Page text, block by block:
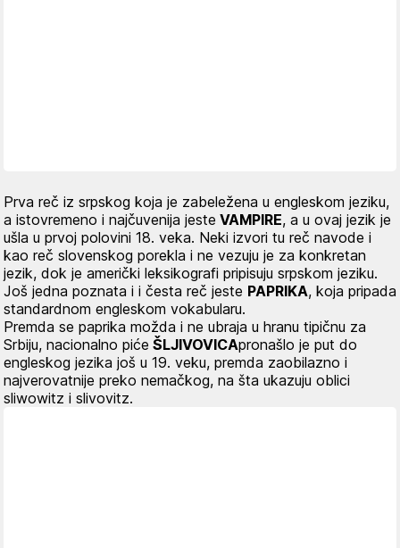
Prva reč iz srpskog koja je zabeležena u engleskom jeziku,
a istovremeno i najčuvenija jeste VAMPIRE, a u ovaj jezik je
ušla u prvoj polovini 18. veka. Neki izvori tu reč navode i
kao reč slovenskog porekla i ne vezuju je za konkretan
jezik, dok je američki leksikografi pripisuju srpskom jeziku.
Još jedna poznata i i česta reč jeste PAPRIKA, koja pripada
standardnom engleskom vokabularu.
Premda se paprika možda i ne ubraja u hranu tipičnu za
Srbiju, nacionalno piće ŠLJIVOVICApronašlo je put do
engleskog jezika još u 19. veku, premda zaobilazno i
najverovatnije preko nemačkog, na šta ukazuju oblici
sliwowitz i slivovitz.